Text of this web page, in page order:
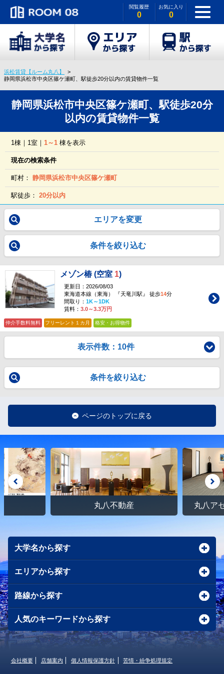
閲覧履歴
0
お気に入り
0
浜松賃貸【ルーム丸八】
静岡県浜松市中央区篠ケ瀬町、駅徒歩20分以内の賃貸物件一覧
静岡県浜松市中央区篠ケ瀬町、駅徒歩20分
以内の賃貸物件一覧
1棟｜1室｜ 1～1 棟を表示
現在の検索条件
町村：静岡県浜松市中央区篠ケ瀬町
駅徒歩：20分以内
エリアを変更
条件を絞り込む
メゾン椿 (空室 1)
更新日：2026/08/03
東海道本線（東海） 『天竜川駅』 徒歩14分
間取り： 1K～1DK
賃料： 3.0～3.3万円
仲介手数料無料 フリーレント１カ月 格安・お得物件
表示件数：10件
条件を絞り込む
ページのトップに戻る
丸八不動産 丸八ア
大学名から探す
エリアから探す
路線から探す
人気のキーワードから探す
会社概要 店舗案内 個人情報保護方針 苦情・紛争処理規定